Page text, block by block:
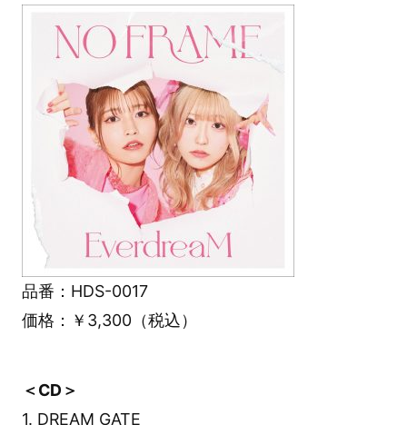
品番：HDS-0017
価格：￥3,300（税込）
＜CD＞
1. DREAM GATE